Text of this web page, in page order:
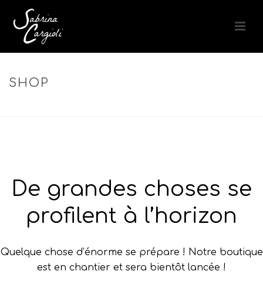
SHOP
De grandes choses se
profilent à l’horizon
Quelque chose d’énorme se prépare ! Notre boutique
est en chantier et sera bientôt lancée !